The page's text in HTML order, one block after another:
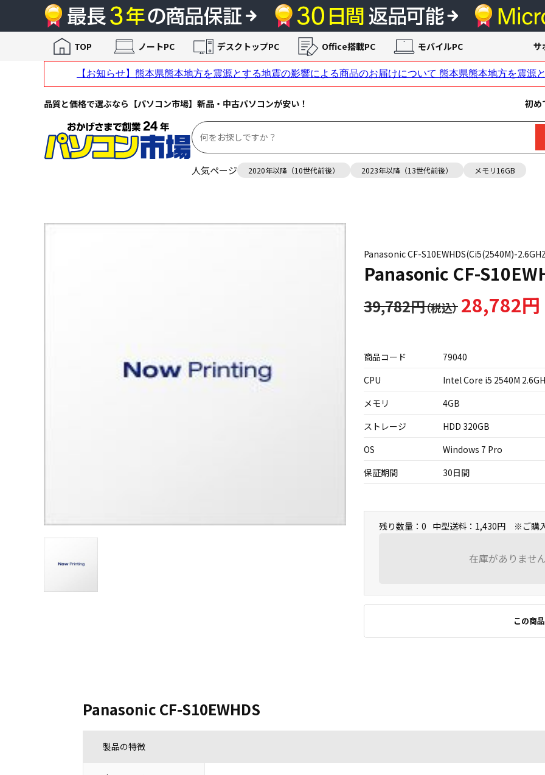
品質と価格で選ぶなら【パソコン市場】新品・中古パソコンが安い！ 初め
人気ページ 2020年以降（10世代前後） 2023年以降（13世代前後） メモリ16GB
TOP ノートPC デスクトップPC Office搭載PC モバイルPC サ
Panasonic CF-S10EWHDS(Ci5(2540M)-
Panasonic CF-
28,782円
39,782円
商品コード
79040
CPU
Intel Core i5 2540M
メモリ
4GB
ストレージ
HDD 320GB
OS
Windows 7 Pro
保証期間
30日間
残り数量：0 中型送料：1,430円 ※ご購入
在庫がありませ
この商
Panasonic CF-S10EWHDS
製品の特徴